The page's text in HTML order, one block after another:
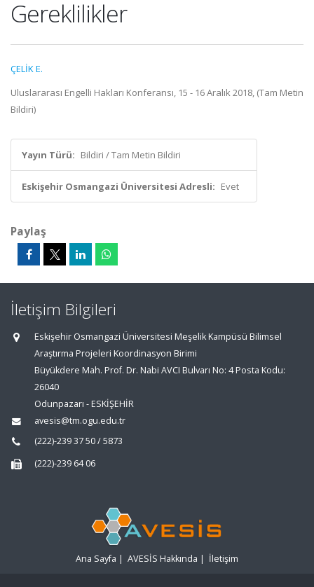
Gereklilikler
ÇELİK E.
Uluslararası Engelli Hakları Konferansı, 15 - 16 Aralık 2018, (Tam Metin
Bildiri)
Yayın Türü: Bildiri / Tam Metin Bildiri
Eskişehir Osmangazi Üniversitesi Adresli: Evet
Paylaş
İletişim Bilgileri
Eskişehir Osmangazi Üniversitesi Meşelik Kampüsü Bilimsel
Araştırma Projeleri Koordinasyon Birimi
Büyükdere Mah. Prof. Dr. Nabi AVCI Bulvarı No: 4 Posta Kodu:
26040
Odunpazarı - ESKİŞEHİR
avesis@tm.ogu.edu.tr
(222)-239 37 50 / 5873
(222)-239 64 06
Ana Sayfa | AVESİS Hakkında | İletişim